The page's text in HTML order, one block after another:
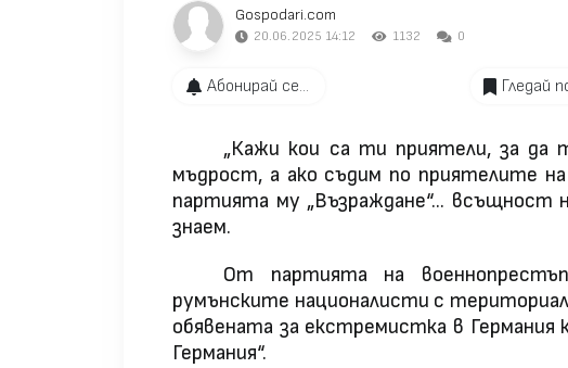
Gospodari.com
20.06.2025 14:12 1132 0
Абонирай се... Гледай
„Кажи кои са ти приятели, за да
мъдрост, а ако съдим по приятелите
партията му „Възраждане“… всъщност
знаем.
От партията на
румънските националисти с
обявената за екстремистка в Германия
Германия“.